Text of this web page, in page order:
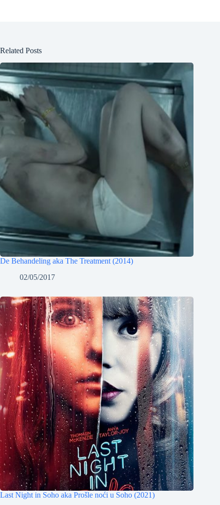
Related Posts
De Behandeling aka The Treatment (2014)
02/05/2017
Last Night in Soho aka Prošle noći u Soho (2021)